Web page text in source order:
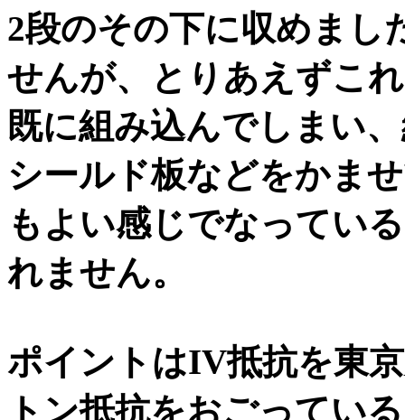
2段のその下に収めまし
せんが、とりあえずこ
既に組み込んでしまい
シールド板などをかま
もよい感じでなってい
れません。
ポイントはIV抵抗を東
トン抵抗をおごってい